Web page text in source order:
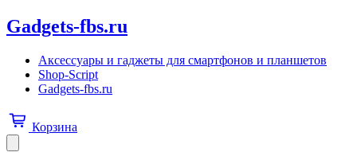
Gadgets-fbs.ru
Аксессуары и гаджеты для смартфонов и планшетов
Shop-Script
Gadgets-fbs.ru
Корзина